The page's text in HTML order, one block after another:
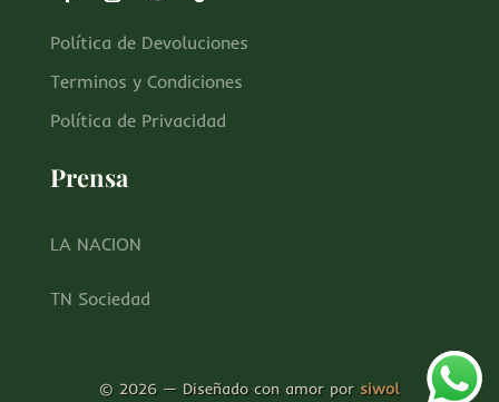
Política de Devoluciones
Terminos y Condiciones
Política de Privacidad
Prensa
LA NACION
TN Sociedad
© 2026— Diseñado con amor por siwol